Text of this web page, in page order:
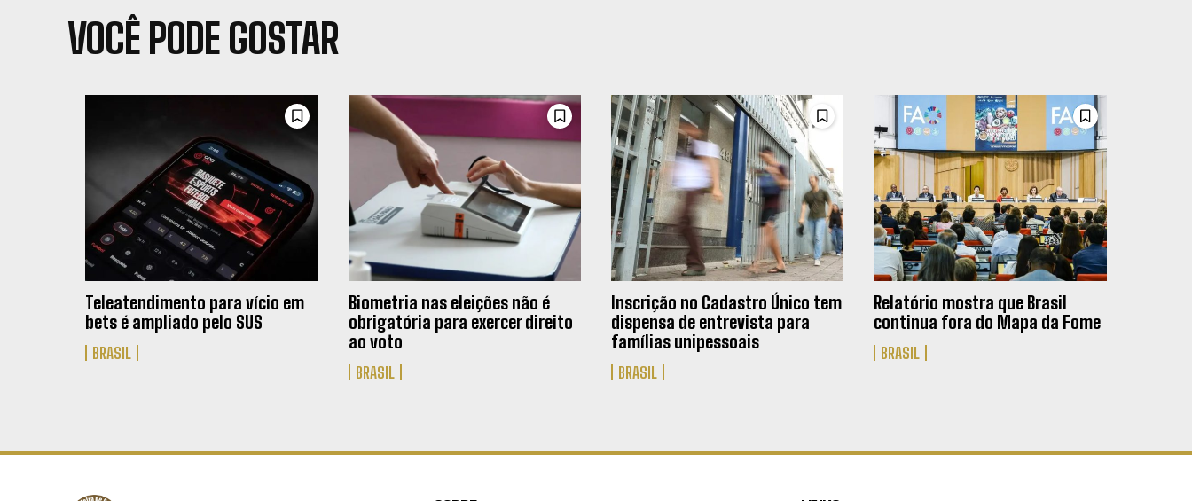
VOCÊ PODE GOSTAR
Teleatendimento para vício em
bets é ampliado pelo SUS
BRASIL
Biometria nas eleições não é
obrigatória para exercer direito
ao voto
BRASIL
Inscrição no Cadastro Único tem
dispensa de entrevista para
famílias unipessoais
BRASIL
Relatório mostra que Brasil
continua fora do Mapa da Fome
BRASIL